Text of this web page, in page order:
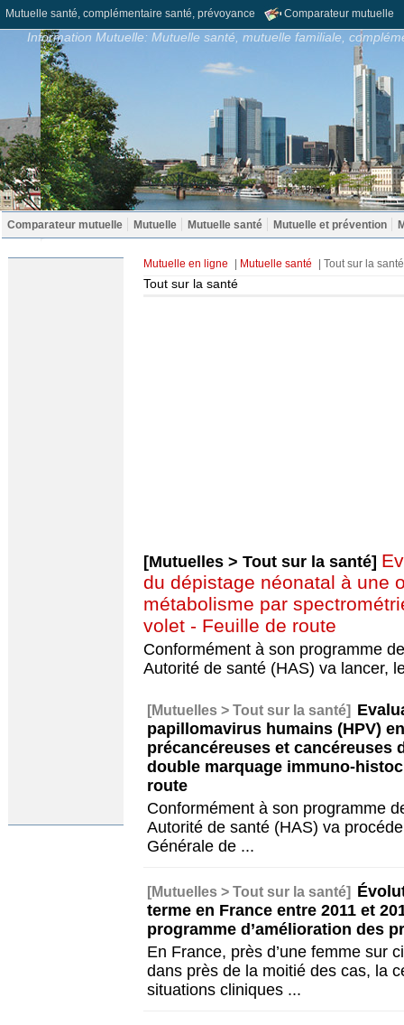
Mutuelle santé, complémentaire santé, prévoyance Comparateur mutuelle
Information Mutuelle: Mutuelle santé, mutuelle familiale,
Comparateur mutuelle Mutuelle Mutuelle santé Mutuelle et prévention
Mutuelle en ligne Mutuelle santé | Tout sur la santé
Tout sur la santé
[Mutuelles > Tout sur la santé]
du dépistage néonatal à une
métabolisme par
volet - Feuille de route
Conformément à son programme
Autorité de santé (HAS) va lancer,
[Mutuelles > Tout sur la santé]
papillomavirus humains (HPV)
précancéreuses et cancéreuses
double marquage immuno-
route
Conformément à son programme
Autorité de santé (HAS) va
Générale de ...
[Mutuelles > Tout sur la santé]
terme en France entre 2011 et
programme d’amélioration des
En France, près d’une femme sur
dans près de la moitié des cas, la
situations cliniques ...